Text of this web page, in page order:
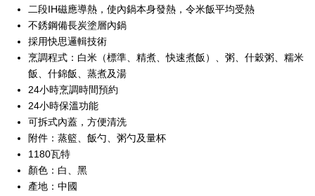
二段IH磁應導熱，使內鍋本身發熱，令米飯平均受熱
不銹鋼備長炭塗層內鍋
採用快思邏輯技術
烹調程式：白米（標準、精煮、快速煮飯）、粥、什穀粥、糯米
飯、什錦飯、蒸煮及湯
24小時烹調時間預約
24小時保溫功能
可拆式內蓋，方便清洗
附件：蒸籃、飯勺、粥勺及量杯
1180瓦特
顏色：白、黑
產地：中國